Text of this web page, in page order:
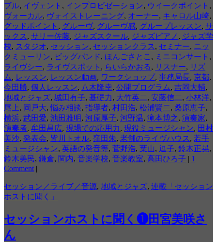
ブル, イヴェント , インプロビゼーション, ウイークポイント ,
ヴォーカル, ヴォイストレーニング, オーナー, キャロル山崎,
グッドポイント , グルーヴ, グルーヴ感, グループレッスン, サ
ックス , サリー佐藤, ジャズスクール, ジャズピアノ , ジャズ学
校, スタジオ, セッション, セッションクラス , セミナー, ニッ
クミューリン, ビッグバンド, ほんごさとこ , ミニコンサート ,
ライヴシー, ライヴスポット , らいらかおる, リスナー, リズ
ム, レッスン, レッスン動画, ワークショップ, 事務局長, 京都,
今田勝, 個人レッスン, 八木隆幸, 公開プログラム, 吉岡大輔,
地域とジャズ, 城田有子, 基礎力, 大竹英二, 安藤信二, 小林洋,
尾上, 岡戸大,悩み相談, 指導者, 村田浩, 松浦賢二, 桑原恵子,
横浜, 武田愛, 池田雅明, 河原厚子, 河野温, 滝本博之, 演奏家,
演奏者, 牟田昌広, 現場での応用力, 現役ミュージシャン, 田村
美沙, 発表会, 皆川トオル, 窪田朱, 老舗のライヴハウス , 若手
ミュージシャン, 英語の発音等, 菅野浩, 葉山, 逗子, 鈴木正晃,
鈴木美民, 鎌倉, 関内, 音楽学校, 音楽教室, 高田ひろ子 | 1
Comment |
セッション／ライブ／音源, 地域とジャズ, 連載「セッション
ホストに聞く」
セッションホストに聞く❶田宮美咲さ
ん